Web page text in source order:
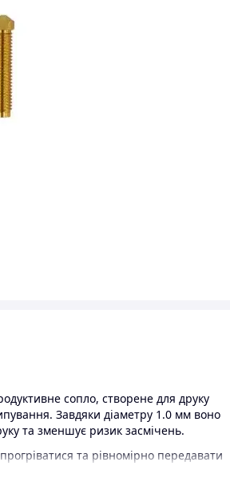
сопло, створене для друку
Завдяки діаметру 1.0 мм воно
та зменшує ризик засмічень.
та рівномірно передавати